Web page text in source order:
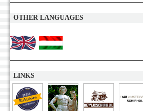
OTHER LANGUAGES
LINKS